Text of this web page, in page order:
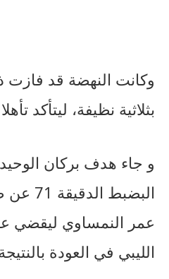
وكانت النهضة قد فازت
بثلاثية نظيفة، ليتأكد
و جاء هدف بركان
عمر النمساوي ليقضي
الليبي في العودة